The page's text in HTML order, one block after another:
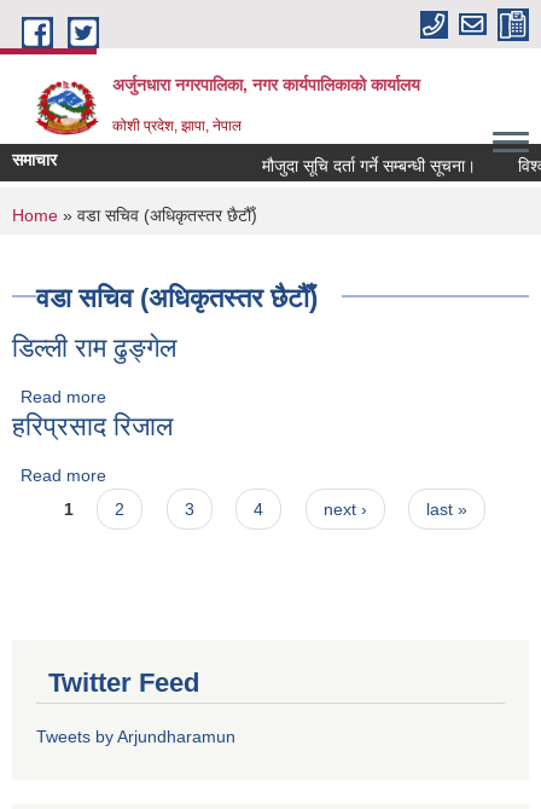
Skip to main content
अर्जुनधारा नगरपालिका, नगर कार्यपालिकाको कार्यालय
कोशी प्रदेश, झापा, नेपाल
समाचार मौजुदा सूचि दर्ता गर्ने सम्बन्धी सूचना।
You are here
Home » वडा सचिव (अधिकृतस्तर छैटौँ)
वडा सचिव (अधिकृतस्तर छैटौँ)
डिल्ली राम ढुङ्गेल
Read more
हरिप्रसाद रिजाल
Read more
Pages
1 2 3 4 next › last »
Twitter Feed
Tweets by Arjundharamun